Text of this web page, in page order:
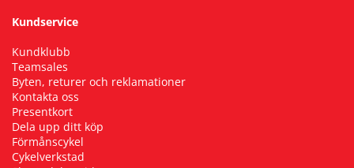
Kundservice
Kundklubb
Teamsales
Byten, returer och reklamationer
Kontakta oss
Presentkort
Dela upp ditt köp
Förmånscykel
Cykelverkstad